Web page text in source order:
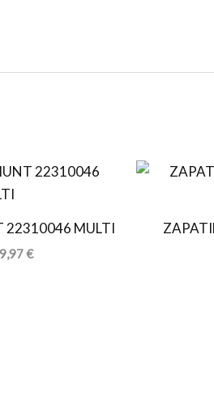
22310046 MULTI
€.
9,97€
El
9,97 €.